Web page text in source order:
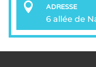
 ADRESSE
6 allée de